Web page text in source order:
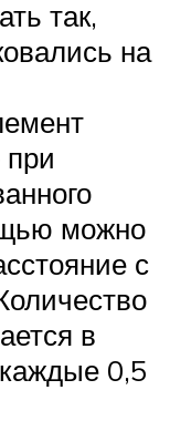
так,
на
при
можно
с
в
0,5